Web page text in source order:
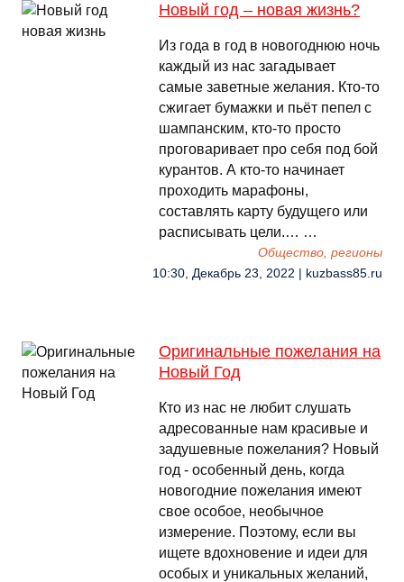
Новый год – новая жизнь?
Из года в год в новогоднюю ночь
каждый из нас загадывает
самые заветные желания. Кто-то
сжигает бумажки и пьёт пепел с
шампанским, кто-то просто
проговаривает про себя под бой
курантов. А кто-то начинает
проходить марафоны,
составлять карту будущего или
расписывать цели.… …
Общество, регионы
10:30, Декабрь 23, 2022 | kuzbass85.ru
Оригинальные пожелания на
Новый Год
Кто из нас не любит слушать
адресованные нам красивые и
задушевные пожелания? Новый
год - особенный день, когда
новогодние пожелания имеют
свое особое, необычное
измерение. Поэтому, если вы
ищете вдохновение и идеи для
особых и уникальных желаний,